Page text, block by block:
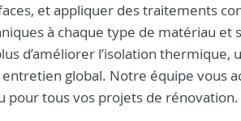
et appliquer des traitements
à chaque type de matériau et
d’améliorer l’isolation thermique,
global. Notre équipe vous
pour tous vos projets de rénovation.